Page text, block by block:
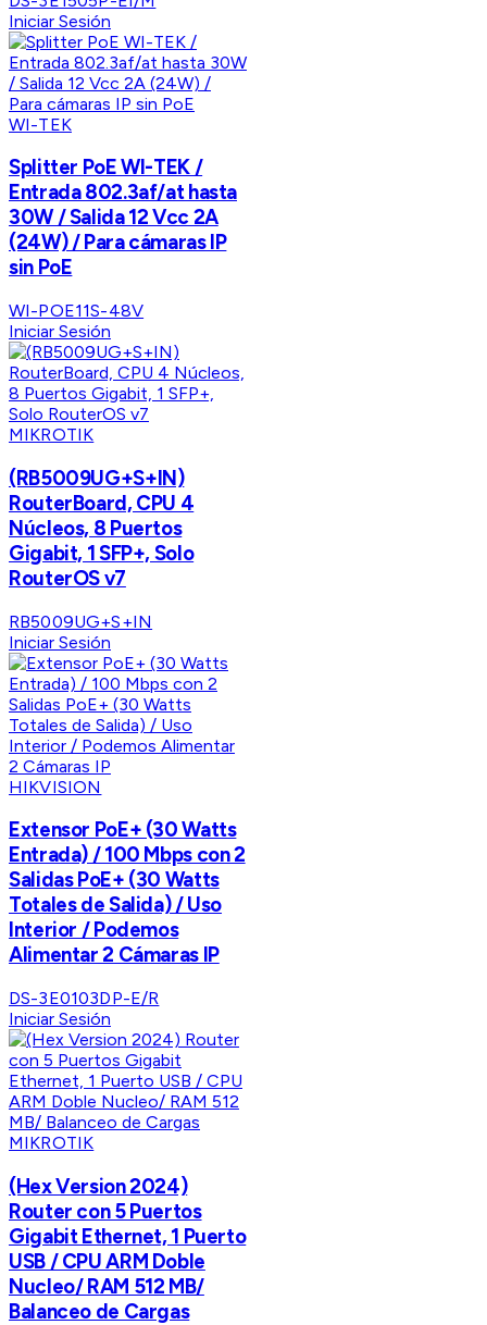
Iniciar Sesión
WI-TEK
Splitter PoE WI-TEK /
Entrada 802.3af/at hasta
30W / Salida 12 Vcc 2A
(24W) / Para cámaras IP
sin PoE
WI-POE11S-48V
Iniciar Sesión
MIKROTIK
(RB5009UG+S+IN)
RouterBoard, CPU 4
Núcleos, 8 Puertos
Gigabit, 1 SFP+, Solo
RouterOS v7
RB5009UG+S+IN
Iniciar Sesión
HIKVISION
Extensor PoE+ (30 Watts
Entrada) / 100 Mbps con 2
Salidas PoE+ (30 Watts
Totales de Salida) / Uso
Interior / Podemos
Alimentar 2 Cámaras IP
DS-3E0103DP-E/R
Iniciar Sesión
MIKROTIK
(Hex Version 2024)
Router con 5 Puertos
Gigabit Ethernet, 1 Puerto
USB / CPU ARM Doble
Nucleo/ RAM 512 MB/
Balanceo de Cargas